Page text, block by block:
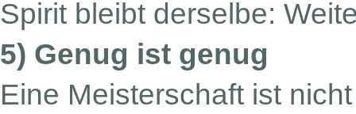
Spirit bleibt derselbe:
5) Genug ist genug
Eine Meisterschaft ist